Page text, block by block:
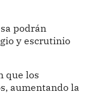
podrán
y escrutinio
que los
aumentando la